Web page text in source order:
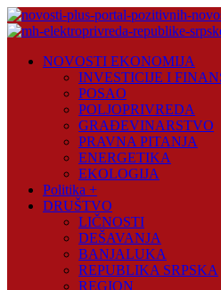
Skip
to
Plus
NOVOSTI EKONOMIJA
INVESTICIJE I
POSAO
POLJOPRIVREDA
GRAĐEVINARSTVO
PRAVNA PITANJA
ENERGETIKA
EKOLOGIJA
Politika +
DRUŠTVO
LIČNOSTI
DEŠAVANJA
BANJALUKA
REPUBLIKA SRPSKA
REGION